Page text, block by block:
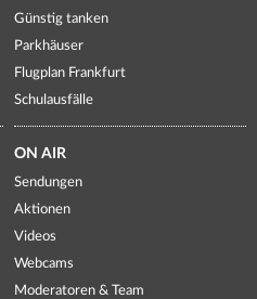
Günstig tanken
Parkhäuser
Flugplan Frankfurt
Schulausfälle
ON AIR
Sendungen
Aktionen
Videos
Webcams
Moderatoren & Team